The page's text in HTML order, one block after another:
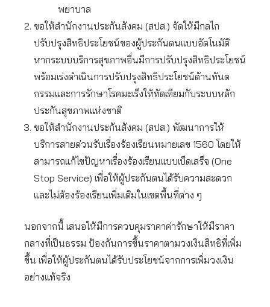
พยาบาล
ขอให้สำนักงานประกันสังคม (สปส.) จัดให้มีกลไก
ปรับปรุงสิทธิประโยชน์ของผู้ประกันตนแบบอัตโนมัติ
หากระบบบริการสุขภาพอื่นมีการปรับปรุงสิทธิประโยชน์
พร้อมเร่งดำเนินการปรับปรุงสิทธิประโยชน์ด้านทันต
กรรมและการรักษาโรคมะเร็งให้ทัดเทียมกับระบบหลัก
ประกันสุขภาพแห่งชาติ
ขอให้สำนักงานประกันสังคม (สปส.) พัฒนาการให้
บริการสายด่วนรับเรื่องร้องเรียนหมายเลข 1560 โดยให้
สามารถแก้ไขปัญหาเรื่องร้องเรียนแบบเบ็ดเสร็จ (One
Stop Service) เพื่อให้ผู้ประกันตนได้รับความสะดวก
และไม่ต้องร้องเรียนเพิ่มเติมในเขตพื้นที่ต่าง ๆ
นอกจากนี้ เสนอให้มีการควบคุมราคาค่ารักษาให้มีราคา
กลางที่เป็นธรรม ป้องกันการขึ้นราคาตามวงเงินสิทธิที่เพิ่ม
ขึ้น เพื่อให้ผู้ประกันตนได้รับประโยชน์จากการเพิ่มวงเงิน
อย่างแท้จริง